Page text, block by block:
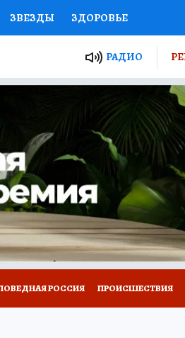
ЗВЕЗДЫ ЗДОРОВЬЕ
ПРОЕКТЫ РОССИИ
СЕКРЕТЫ
ДЕФИЦИТ ЖЕЛЕЗА ТУРИЗМ
ГИД ПОТРЕБИТЕЛЯ ВСЕ
РАДИО
РОССИЯ ПРОИСШЕСТВИЯ